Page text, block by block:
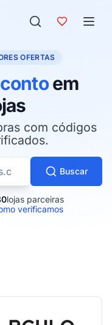
OFERTAS
em
com códigos
por loja
Buscar
lojas parceiras
verificamos